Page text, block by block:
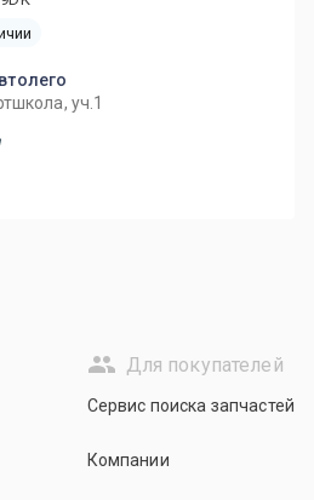
уч.1
Для покупателей
Сервис поиска запчастей
Компании